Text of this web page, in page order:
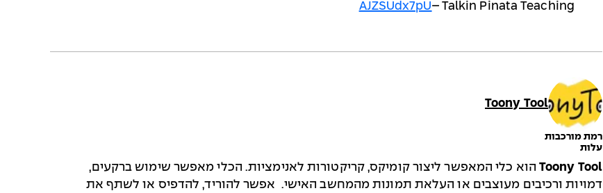
AJZSUdx7pU– Talkin Pinata Teaching
Toony Tool
רמת מורכבות
עלות
Toony Tool הוא כלי המאפשר ליצור קומיקס, קריקטורות לאנימציות. הכלי מאפשר שימוש ברקעים,
דמויות ורכיבים מעוצבים או העלאת תמונות מהמחשב האישי. אפשר להוריד, להדפיס או לשתף את